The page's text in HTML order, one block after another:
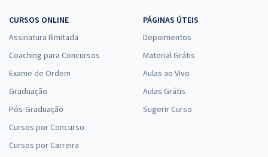
CURSOS ONLINE
Assinatura Ilimitada
Coaching para Concursos
Exame de Ordem
Graduação
Pós-Graduação
Cursos por Concurso
Cursos por Carreira
PÁGINAS ÚTEIS
Depoimentos
Material Grátis
Aulas ao Vivo
Aulas Grátis
Sugerir Curso